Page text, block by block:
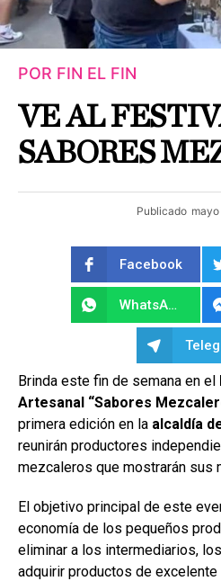
POR FIN EL FIN
VE AL
SABORES
Publicado
Facebook
WhatsApp
Brinda este fin de semana en el
Artesanal “Sabores
primera edición en la alcaldía
reunirán productores
mezcaleros que mostrarán sus
El objetivo principal de este
economía de los pequeños
eliminar a los intermediarios,
adquirir productos de